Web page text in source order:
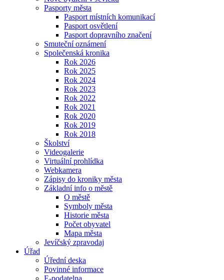
Pasporty města
Pasport místních komunikací
Pasport osvětlení
Pasport dopravního značení
Smuteční oznámení
Společenská kronika
Rok 2026
Rok 2025
Rok 2024
Rok 2023
Rok 2022
Rok 2021
Rok 2020
Rok 2019
Rok 2018
Školství
Videogalerie
Virtuální prohlídka
Webkamera
Zápisy do kroniky města
Základní info o městě
O městě
Symboly města
Historie města
Počet obyvatel
Mapa města
Jevíčský zpravodaj
Úřad
Úřední deska
Povinné informace
E-podatelna